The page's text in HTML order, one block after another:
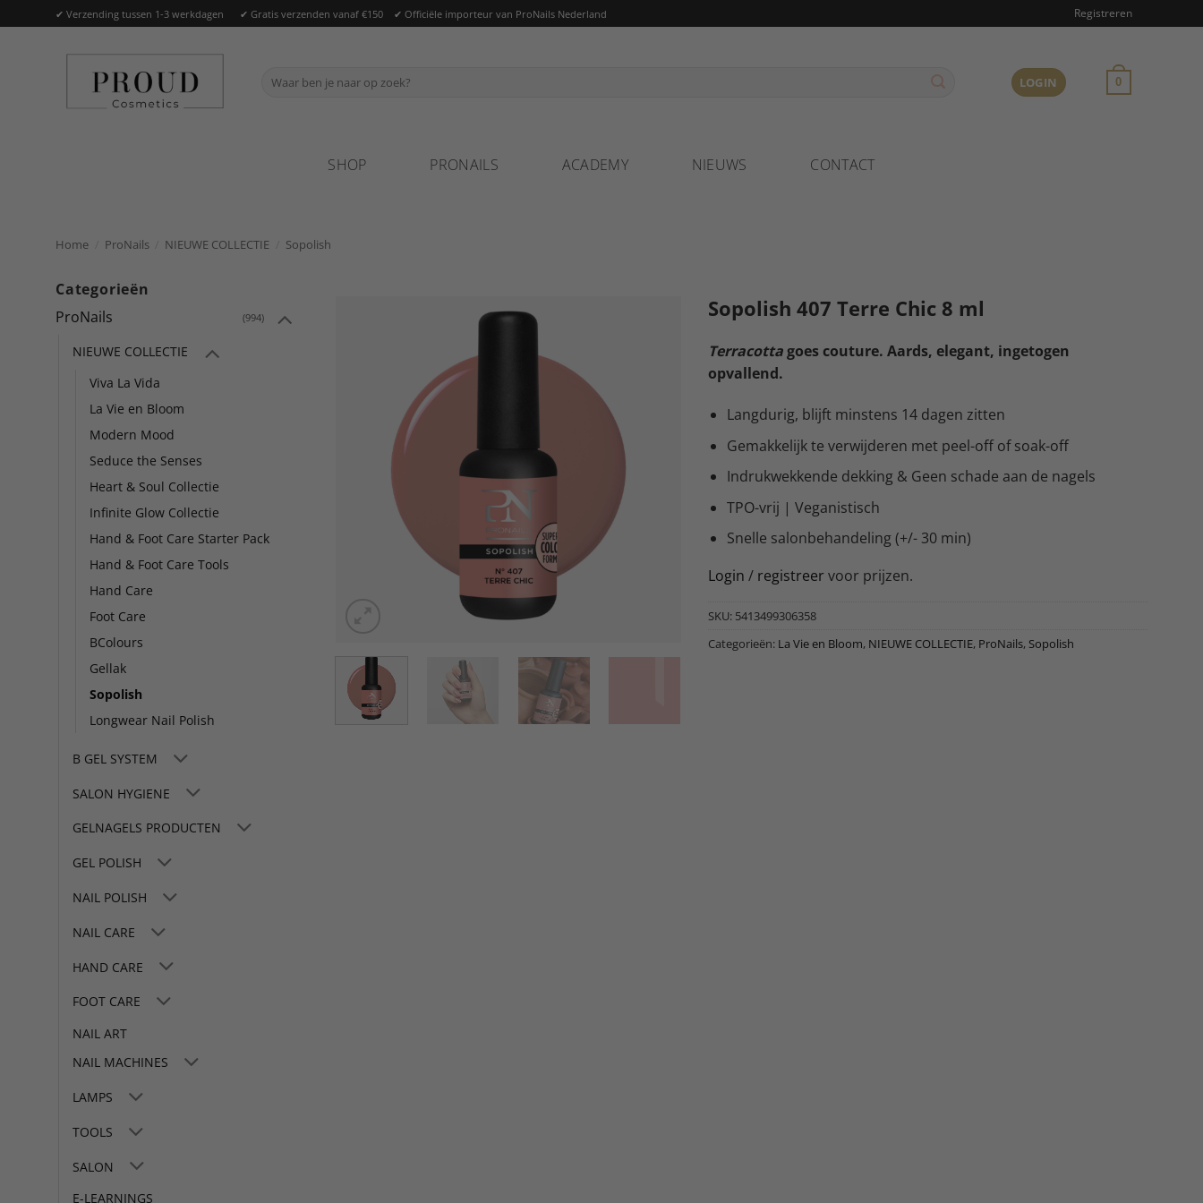
naar
✔ Verzending tussen 1-3 werkdagen ✔ Gratis verzenden vanaf €150 ✔ Officiële importeur van ProNails Nederland Registreren
Zoeken
LOGIN 0
SHOP PRONAILS ACADEMY NIEUWS CONTACT
Home ProNails NIEUWE COLLECTIE Sopolish
Categorieën
ProNails
(994)
NIEUWE COLLECTIE
Viva La Vida
La Vie en Bloom
Modern Mood
Seduce the Senses
Heart & Soul Collectie
Infinite Glow Collectie
Hand & Foot Care Starter Pack
Hand & Foot Care Tools
Hand Care
Foot Care
BColours
Gellak
Sopolish
Longwear Nail Polish
B GEL SYSTEM
SALON HYGIENE
GELNAGELS PRODUCTEN
GEL POLISH
NAIL POLISH
NAIL CARE
HAND CARE
FOOT CARE
NAIL ART
NAIL MACHINES
LAMPS
TOOLS
SALON
E-LEARNINGS
Sopolish 407 Terre Chic 8 ml
Terracotta goes couture. Aards, elegant, ingetogen
opvallend.
Langdurig, blijft minstens 14 dagen zitten
Gemakkelijk te verwijderen met peel-off of soak-off
Indrukwekkende dekking & Geen schade aan de nagels
TPO-vrij | Veganistisch
Snelle salonbehandeling (+/- 30 min)
Login / registreer voor prijzen.
SKU: 5413499306358
Categorieën: La Vie en Bloom, NIEUWE COLLECTIE, ProNails, Sopolish